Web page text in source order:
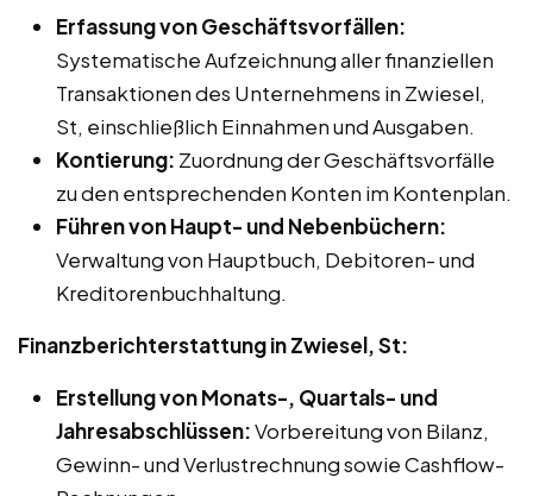
Erfassung von Geschäftsvorfällen:
Systematische Aufzeichnung aller finanziellen
Transaktionen des Unternehmens in Zwiesel,
St, einschließlich Einnahmen und Ausgaben.
Kontierung: Zuordnung der Geschäftsvorfälle
zu den entsprechenden Konten im Kontenplan.
Führen von Haupt- und Nebenbüchern:
Verwaltung von Hauptbuch, Debitoren- und
Kreditorenbuchhaltung.
Finanzberichterstattung in Zwiesel, St:
Erstellung von Monats-, Quartals- und
Jahresabschlüssen:Vorbereitung von Bilanz,
Gewinn- und Verlustrechnung sowie Cashflow-